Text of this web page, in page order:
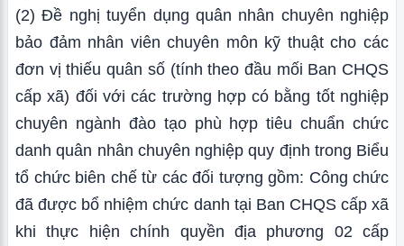
(2) Đề nghị tuyển dụng quân nhân chuyên nghiệp
bảo đảm nhân viên chuyên môn kỹ thuật cho các
đơn vị thiếu quân số (tính theo đầu mối Ban CHQS
cấp xã) đối với các trường hợp có bằng tốt nghiệp
chuyên ngành đào tạo phù hợp tiêu chuẩn chức
danh quân nhân chuyên nghiệp quy định trong Biểu
tổ chức biên chế từ các đối tượng gồm: Công chức
đã được bổ nhiệm chức danh tại Ban CHQS cấp xã
khi thực hiện chính quyền địa phương 02 cấp